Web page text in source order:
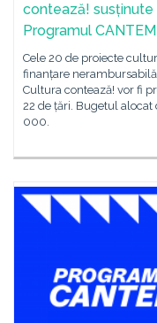
contează! susținute
Programul
Cele 20 de proiecte
finanțare
Cultura contează! vor fi
22 de țări. Bugetul alocat
000.